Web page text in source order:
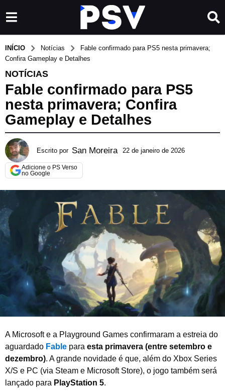
INÍCIO Notícias
Fable confirmado para PS5 nesta primavera;
Confira Gameplay e Detalhes
NOTÍCIAS
Fable confirmado para PS5
nesta primavera; Confira
Gameplay e Detalhes
Escrito por San Moreira 22 de janeiro de 2026
j
d
e
0
2
Adicione o PS Verso
no Google
A Microsoft e a Playground Games confirmaram a estreia do
aguardado Fable para esta primavera (entre setembro e
dezembro). A grande novidade é que, além do Xbox Series
X/S e PC (via Steam e Microsoft Store), o jogo também será
lançado para PlayStation 5.